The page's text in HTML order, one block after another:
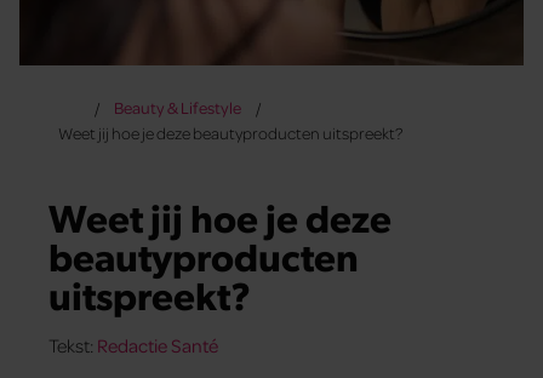
Beauty & Lifestyle
Weet jij hoe je deze beautyproducten uitspreekt?
Weet jij hoe je deze
beautyproducten
uitspreekt?
Tekst: Redactie Santé